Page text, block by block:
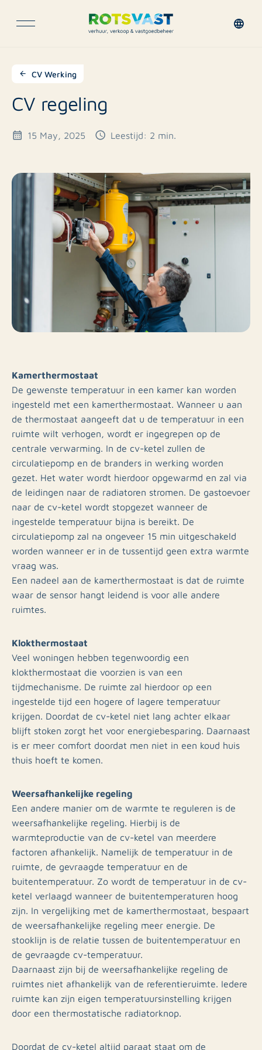
CV Werking
CV regeling
15 May, 2025 Leestijd: 2 min.
Kamerthermostaat
De gewenste temperatuur in een kamer kan worden
ingesteld met een kamerthermostaat. Wanneer u aan
de thermostaat aangeeft dat u de temperatuur in een
ruimte wilt verhogen, wordt er ingegrepen op de
centrale verwarming. In de cv-ketel zullen de
circulatiepomp en de branders in werking worden
gezet. Het water wordt hierdoor opgewarmd en zal via
de leidingen naar de radiatoren stromen. De gastoevoer
naar de cv-ketel wordt stopgezet wanneer de
ingestelde temperatuur bijna is bereikt. De
circulatiepomp zal na ongeveer 15 min uitgeschakeld
worden wanneer er in de tussentijd geen extra warmte
vraag was.
Een nadeel aan de kamerthermostaat is dat de ruimte
waar de sensor hangt leidend is voor alle andere
ruimtes.
Klokthermostaat
Veel woningen hebben tegenwoordig een
klokthermostaat die voorzien is van een
tijdmechanisme. De ruimte zal hierdoor op een
ingestelde tijd een hogere of lagere temperatuur
krijgen. Doordat de cv-ketel niet lang achter elkaar
blijft stoken zorgt het voor energiebesparing. Daarnaast
is er meer comfort doordat men niet in een koud huis
thuis hoeft te komen.
Weersafhankelijke regeling
Een andere manier om de warmte te reguleren is de
weersafhankelijke regeling. Hierbij is de
warmteproductie van de cv-ketel van meerdere
factoren afhankelijk. Namelijk de temperatuur in de
ruimte, de gevraagde temperatuur en de
buitentemperatuur. Zo wordt de temperatuur in de cv-
ketel verlaagd wanneer de buitentemperaturen hoog
zijn. In vergelijking met de kamerthermostaat, bespaart
de weersafhankelijke regeling meer energie. De
stooklijn is de relatie tussen de buitentemperatuur en
de gevraagde cv-temperatuur.
Daarnaast zijn bij de weersafhankelijke regeling de
ruimtes niet afhankelijk van de referentieruimte. Iedere
ruimte kan zijn eigen temperatuursinstelling krijgen
door een thermostatische radiatorknop.
Doordat de cv-ketel altijd paraat staat om de